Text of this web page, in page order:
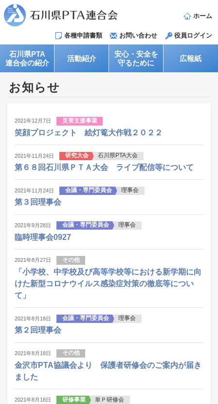
ホーム
各種申請書類 お問い合わせ 役員ログイン
石川県PTA
連合会の紹介
活動紹介
安心・安全を
守るために
広報紙
お知らせ
2021年12月7日 災害支援事業
笑顔プロジェクト 絵灯篭大作戦２０２２
2021年11月24日 研究大会 石川県PTA大会
第６８回石川県ＰＴＡ大会 ライブ配信等について
2021年11月24日 会議・専門委員会 理事会
第３回理事会
2021年9月28日 会議・専門委員会 理事会
臨時理事会0927
2021年8月27日 その他
「小学校、中学校及び高等学校等における新学期に向
けた新型コロナウイルス感染症対策の徹底等につい
て」
2021年8月18日 会議・専門委員会 理事会
第２回理事会
2021年8月18日 その他
金沢市PTA協議会より 保護者研修会のご案内が届き
ました
2021年8月18日 研修事業 単Ｐ研修会